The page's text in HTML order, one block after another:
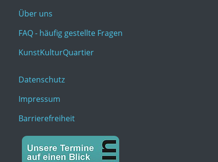
Über uns
FAQ - häufig gestellte Fragen
KunstKulturQuartier
Datenschutz
Impressum
Barrierefreiheit